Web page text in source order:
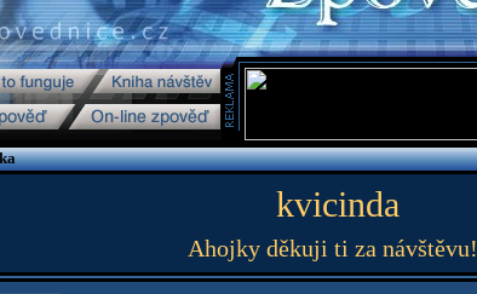
kvicinda
Ahojky děkuji ti za návštěvu!